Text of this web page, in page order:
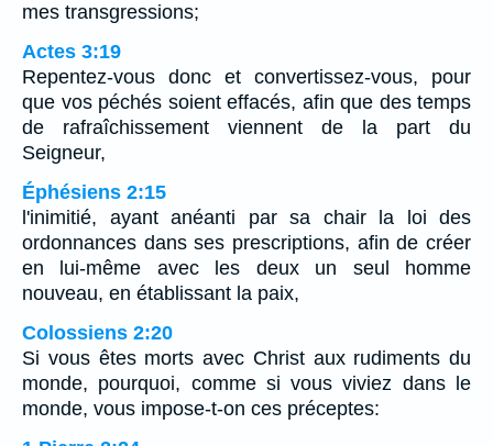
mes transgressions;
Actes 3:19
Repentez-vous donc et convertissez-vous, pour
que vos péchés soient effacés, afin que des temps
de rafraîchissement viennent de la part du
Seigneur,
Éphésiens 2:15
l'inimitié, ayant anéanti par sa chair la loi des
ordonnances dans ses prescriptions, afin de créer
en lui-même avec les deux un seul homme
nouveau, en établissant la paix,
Colossiens 2:20
Si vous êtes morts avec Christ aux rudiments du
monde, pourquoi, comme si vous viviez dans le
monde, vous impose-t-on ces préceptes: